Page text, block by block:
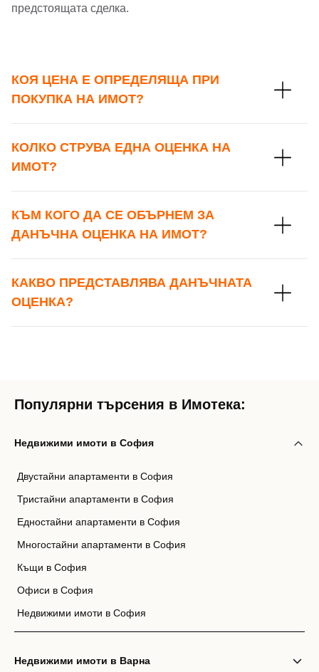
Забравена парола?
или използвай профил
Вход с Google
предстоящата сделка.
КОЯ ЦЕНА Е ОПРЕДЕЛЯЩА ПРИ
ПОКУПКА НА ИМОТ?
КОЛКО СТРУВА ЕДНА ОЦЕНКА НА
ИМОТ?
КЪМ КОГО ДА СЕ ОБЪРНЕМ ЗА
ДАНЪЧНА ОЦЕНКА НА ИМОТ?
КАКВО ПРЕДСТАВЛЯВА ДАНЪЧНАТА
ОЦЕНКА?
Вашето запитване стигна до нас. Ще
се обадим възможно най-бързо.
Популярни търсения в Имотека:
Недвижими имоти в София
Двустайни апартаменти в София
Тристайни апартаменти в София
Едностайни апартаменти в София
Многостайни апартаменти в София
Къщи в София
Офиси в София
Недвижими имоти в София
Недвижими имоти в Варна